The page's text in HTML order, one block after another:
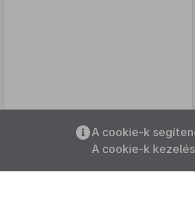
Az oldalmenübe visszatéréshez
ALT + S billentyűket.
A cookie-k
A cookie-k